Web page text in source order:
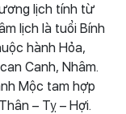
lịch tính từ
lịch là tuổi Bính
hành Hỏa,
Canh, Nhâm.
Mộc tam hợp
– Tỵ – Hợi.